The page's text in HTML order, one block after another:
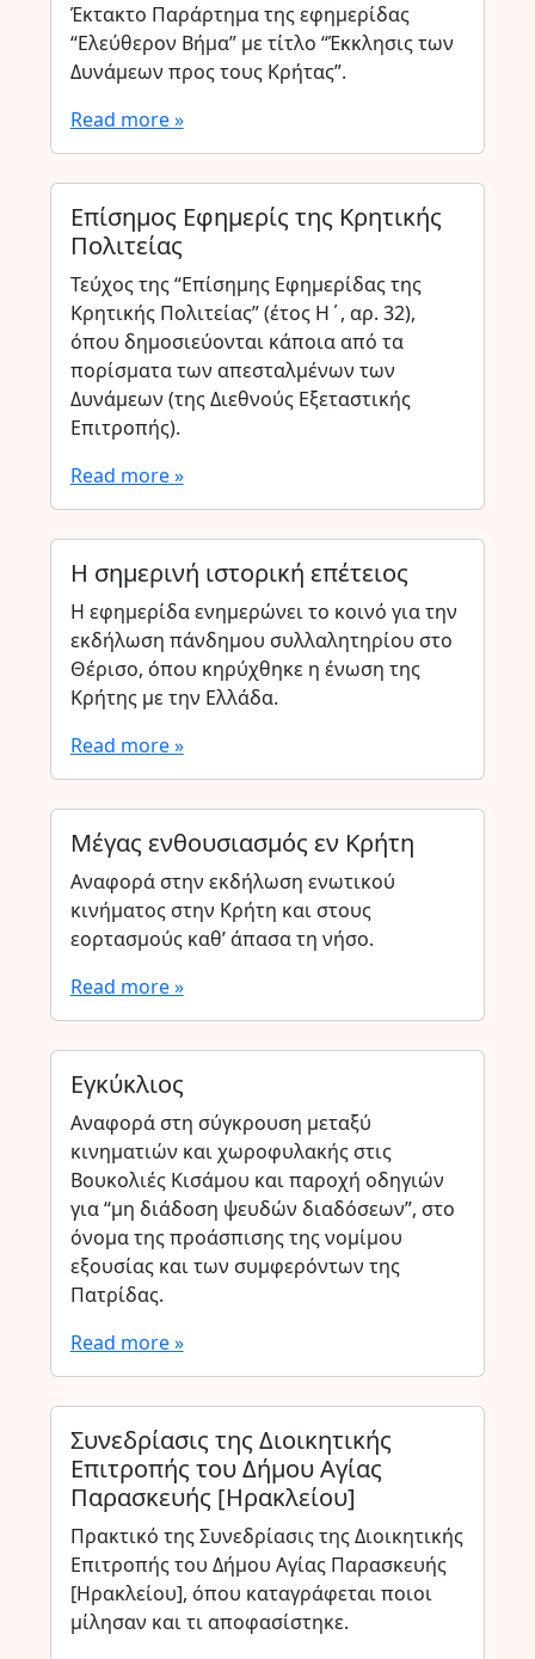
Έκτακτο Παράρτημα της εφημερίδας
“Ελεύθερον Βήμα” με τίτλο “Έκκλησις των
Δυνάμεων προς τους Κρήτας”.
Read more »
Επίσημος Εφημερίς της Κρητικής
Πολιτείας
Τεύχος της “Επίσημης Εφημερίδας της
Κρητικής Πολιτείας” (έτος Η΄, αρ. 32),
όπου δημοσιεύονται κάποια από τα
πορίσματα των απεσταλμένων των
Δυνάμεων (της Διεθνούς Εξεταστικής
Επιτροπής).
Read more »
Η σημερινή ιστορική επέτειος
Η εφημερίδα ενημερώνει το κοινό για την
εκδήλωση πάνδημου συλλαλητηρίου στο
Θέρισο, όπου κηρύχθηκε η ένωση της
Κρήτης με την Ελλάδα.
Read more »
Μέγας ενθουσιασμός εν Κρήτη
Αναφορά στην εκδήλωση ενωτικού
κινήματος στην Κρήτη και στους
εορτασμούς καθ’ άπασα τη νήσο.
Read more »
Εγκύκλιος
Αναφορά στη σύγκρουση μεταξύ
κινηματιών και χωροφυλακής στις
Βουκολιές Κισάμου και παροχή οδηγιών
για “μη διάδοση ψευδών διαδόσεων”, στο
όνομα της προάσπισης της νομίμου
εξουσίας και των συμφερόντων της
Πατρίδας.
Read more »
Συνεδρίασις της Διοικητικής
Επιτροπής του Δήμου Αγίας
Παρασκευής [Ηρακλείου]
Πρακτικό της Συνεδρίασις της Διοικητικής
Επιτροπής του Δήμου Αγίας Παρασκευής
[Ηρακλείου], όπου καταγράφεται ποιοι
μίλησαν και τι αποφασίστηκε.